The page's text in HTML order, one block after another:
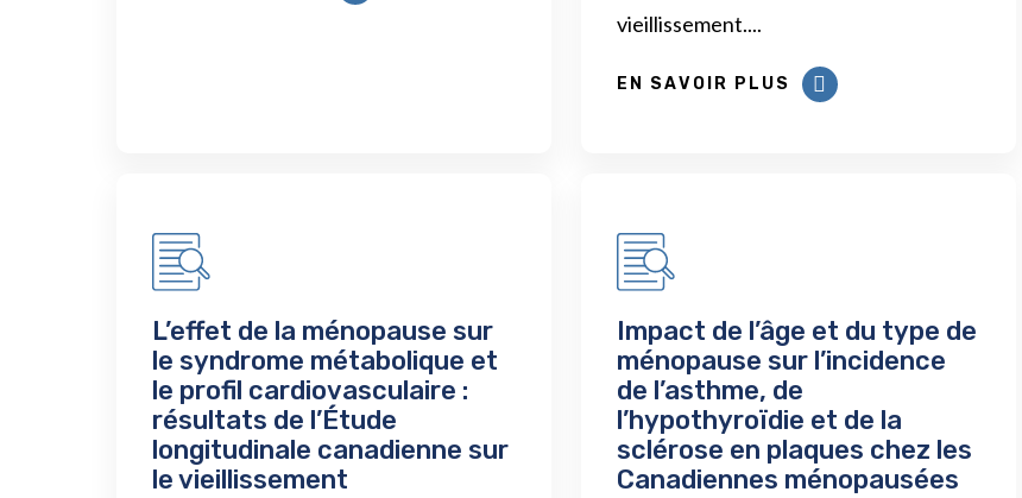
vieillissement....
EN SAVOIR PLUS
L’effet de la ménopause sur
le syndrome métabolique et
le profil cardiovasculaire :
résultats de l’Étude
longitudinale canadienne sur
le vieillissement
Impact de l’âge et du type de
ménopause sur l’incidence
de l’asthme, de
l’hypothyroïdie et de la
sclérose en plaques chez les
Canadiennes ménopausées